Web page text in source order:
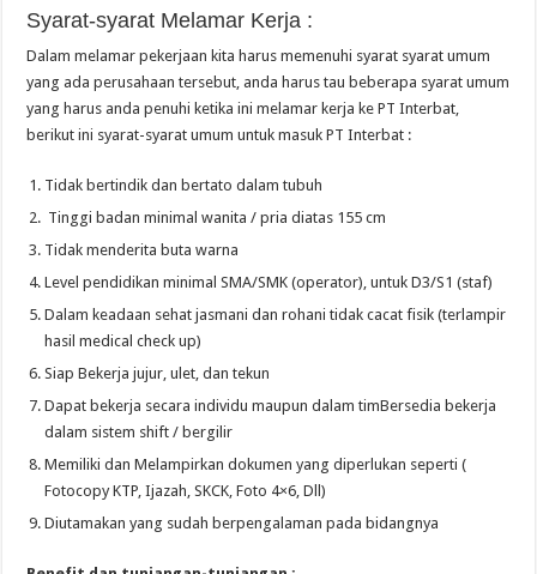
Syarat-syarat Melamar Kerja :
Dalam melamar pekerjaan kita harus memenuhi syarat syarat umum
yang ada perusahaan tersebut, anda harus tau beberapa syarat umum
yang harus anda penuhi ketika ini melamar kerja ke PT Interbat,
berikut ini syarat-syarat umum untuk masuk PT Interbat :
Tidak bertindik dan bertato dalam tubuh
Tinggi badan minimal wanita / pria diatas 155 cm
Tidak menderita buta warna
Level pendidikan minimal SMA/SMK (operator), untuk D3/S1 (staf)
Dalam keadaan sehat jasmani dan rohani tidak cacat fisik (terlampir
hasil medical check up)
Siap Bekerja jujur, ulet, dan tekun
Dapat bekerja secara individu maupun dalam timBersedia bekerja
dalam sistem shift / bergilir
Memiliki dan Melampirkan dokumen yang diperlukan seperti (
Fotocopy KTP, Ijazah, SKCK, Foto 4×6, Dll)
Diutamakan yang sudah berpengalaman pada bidangnya